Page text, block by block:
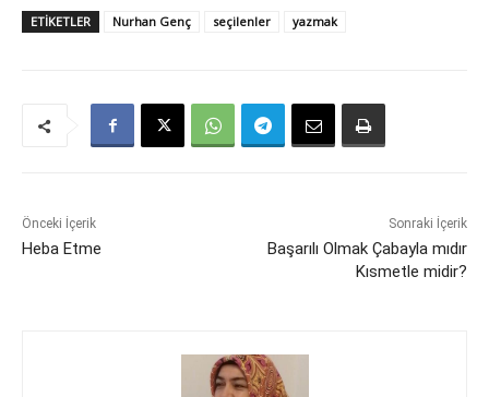
ETIKETLER Nurhan Genç seçilenler yazmak
Önceki İçerik
Heba Etme
Sonraki İçerik
Başarılı Olmak Çabayla mıdır
Kısmetle midir?